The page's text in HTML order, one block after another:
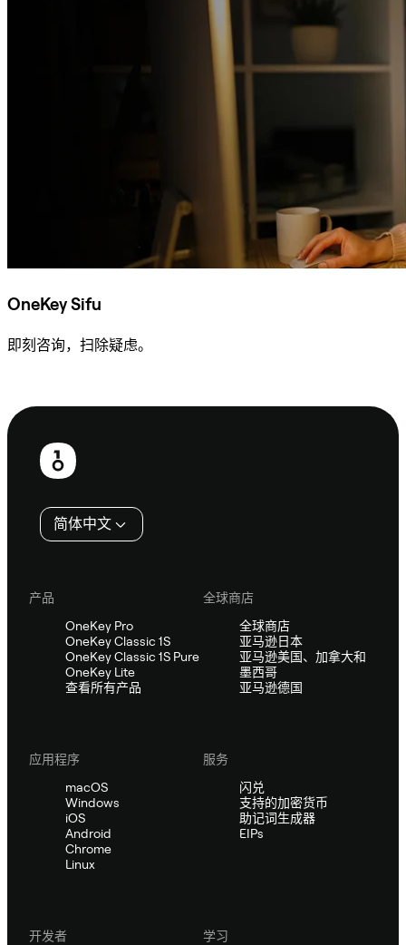
OneKey Sifu
即刻咨询，扫除疑虑。
页
简体中文
产品
OneKey Pro
OneKey Classic 1S
OneKey Classic 1S Pure
OneKey Lite
查看所有产品
全球商店
全球商店
亚马逊日本
亚马逊美国、加拿大和
墨西哥
亚马逊德国
应用程序
macOS
Windows
iOS
Android
Chrome
Linux
服务
闪兑
支持的加密货币
助记词生成器
EIPs
开发者
学习